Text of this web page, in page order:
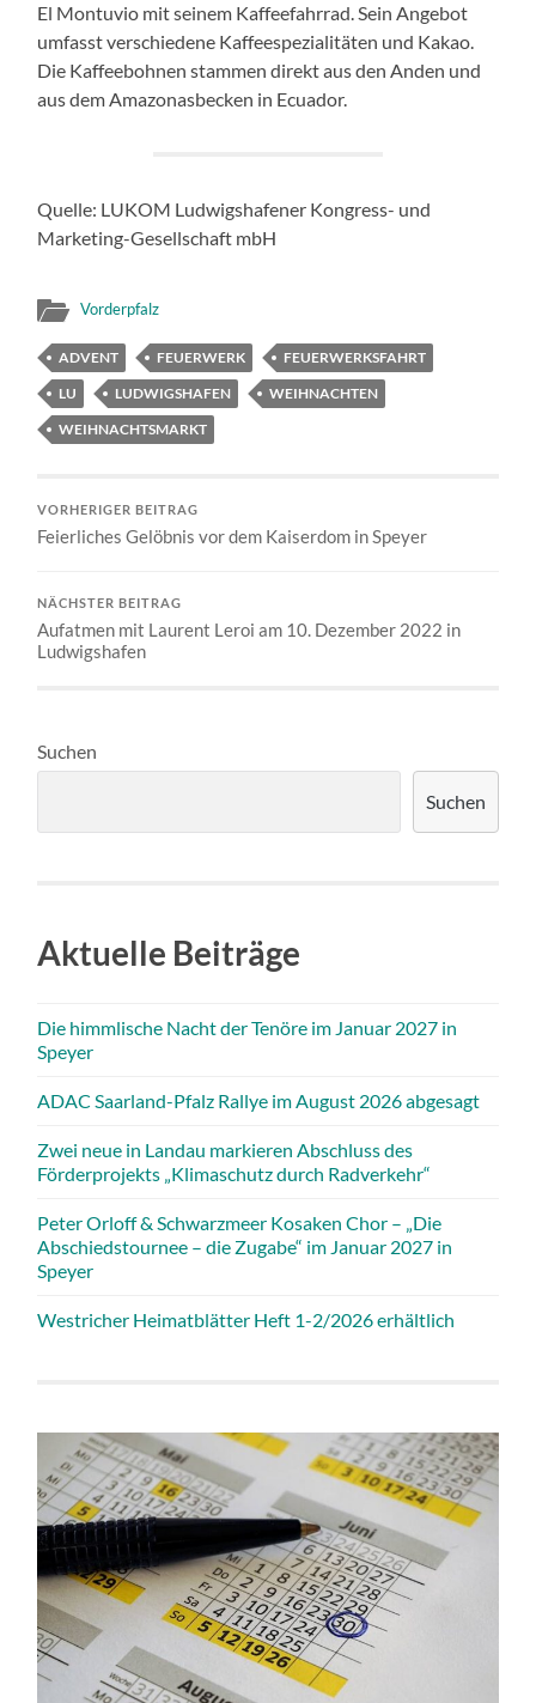
El Montuvio mit seinem Kaffeefahrrad. Sein Angebot
umfasst verschiedene Kaffeespezialitäten und Kakao.
Die Kaffeebohnen stammen direkt aus den Anden und
aus dem Amazonasbecken in Ecuador.
Quelle: LUKOM Ludwigshafener Kongress- und
Marketing-Gesellschaft mbH
Vorderpfalz
ADVENT FEUERWERK
FEUERWERKSFAHRT
LU
LUDWIGSHAFEN
WEIHNACHTEN
WEIHNACHTSMARKT
VORHERIGER BEITRAG
Feierliches Gelöbnis vor dem Kaiserdom in Speyer
NÄCHSTER BEITRAG
Aufatmen mit Laurent Leroi am 10. Dezember 2022 in
Ludwigshafen
Suchen
Suchen
Aktuelle Beiträge
Die himmlische Nacht der Tenöre im Januar 2027 in
Speyer
ADAC Saarland-Pfalz Rallye im August 2026 abgesagt
Zwei neue in Landau markieren Abschluss des
Förderprojekts „Klimaschutz durch Radverkehr“
Peter Orloff & Schwarzmeer Kosaken Chor – „Die
Abschiedstournee – die Zugabe“ im Januar 2027 in
Speyer
Westricher Heimatblätter Heft 1-2/2026 erhältlich